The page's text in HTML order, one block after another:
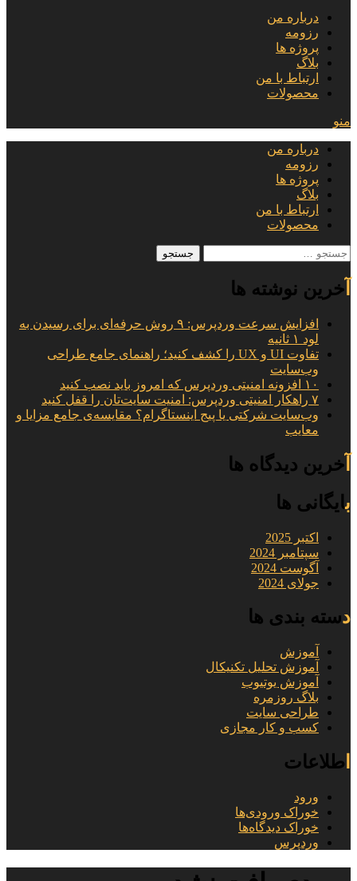
درباره من
رزومه
پروژه ها
بلاگ
ارتباط با من
محصولات
منو
درباره من
رزومه
پروژه ها
بلاگ
ارتباط با من
محصولات
جستجو
آخرین نوشته ها
افزایش سرعت وردپرس: ۹ روش حرفه‌ای برای رسیدن به
لود ۱ ثانیه
تفاوت UI و UX را کشف کنید؛ راهنمای جامع طراحی
وب‌سایت
۱۰ افزونه امنیتی وردپرس که امروز باید نصب کنید
۷ راهکار امنیتی وردپرس: امنیت سایت‌تان را قفل کنید
وب‌سایت شرکتی یا پیج اینستاگرام؟ مقایسه‌ی جامع مزایا و
معایب
آخرین دیدگاه ها
بایگانی ها
اکتبر 2025
سپتامبر 2024
آگوست 2024
جولای 2024
دسته بندی ها
آموزش
آموزش تحلیل تکنیکال
آموزش یوتیوب
بلاگ روزمره
طراحی سایت
کسب و کار مجازی
اطلاعات
ورود
خوراک ورودی‌ها
خوراک دیدگاه‌ها
وردپرس